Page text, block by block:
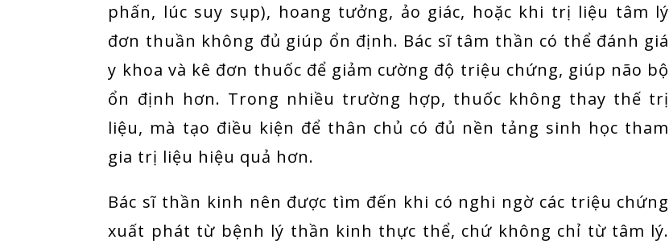
phấn, lúc suy sụp), hoang tưởng, ảo giác, hoặc khi trị liệu tâm lý
đơn thuần không đủ giúp ổn định. Bác sĩ tâm thần có thể đánh giá
y khoa và kê đơn thuốc để giảm cường độ triệu chứng, giúp não bộ
ổn định hơn. Trong nhiều trường hợp, thuốc không thay thế trị
liệu, mà tạo điều kiện để thân chủ có đủ nền tảng sinh học tham
gia trị liệu hiệu quả hơn.
Bác sĩ thần kinh nên được tìm đến khi có nghi ngờ các triệu chứng
xuất phát từ bệnh lý thần kinh thực thể, chứ không chỉ từ tâm lý.